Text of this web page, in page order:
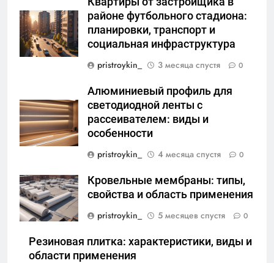
районе футбольного стадиона:
планировки, транспорт и
социальная инфраструктура
pristroykin_
3 месяца спустя 0
Алюминиевый профиль для
светодиодной ленты с
рассеивателем: виды и
особенности
pristroykin_
4 месяца спустя 0
Кровельные мембраны: типы,
свойства и область применения
pristroykin_
5 месяцев спустя 0
Резиновая плитка: характеристики, виды и
области применения